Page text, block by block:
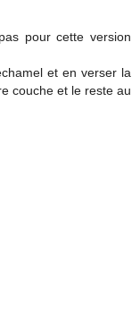
pour cette version
et en verser la
couche et le reste au